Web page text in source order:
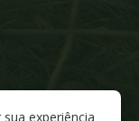
experiência